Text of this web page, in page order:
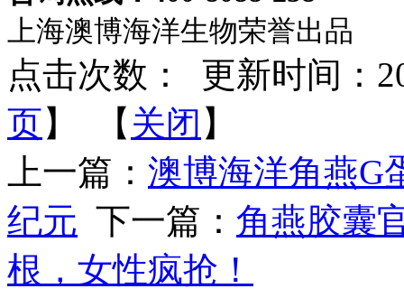
上海澳博海洋生物荣誉出品
点击次数：
更新时间：
页】 【 关闭 】
上一篇： 澳博海洋角燕G
纪元 下一篇： 角燕胶囊
根，女性疯抢！